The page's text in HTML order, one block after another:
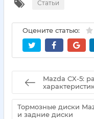
Статьи
Оцените статью:
Mazda CX-5:
Тормозные диски
и задние диски